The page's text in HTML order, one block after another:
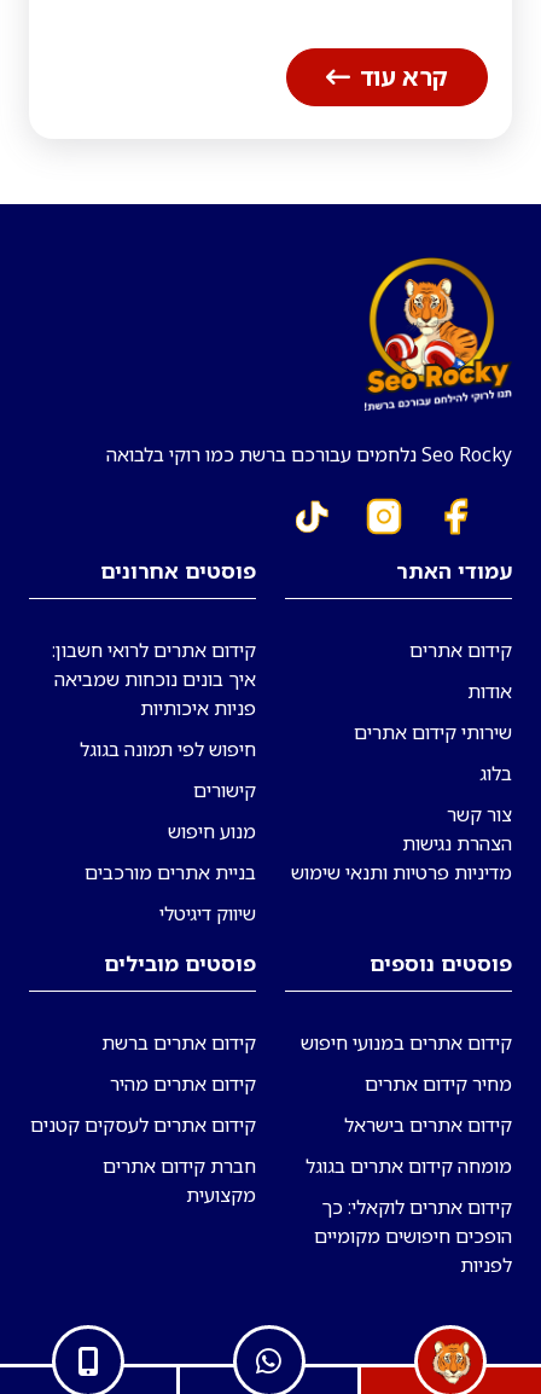
קרא עוד
Seo Rocky נלחמים עבורכם ברשת כמו רוקי בלבואה
עמודי האתר
קידום אתרים
אודות
שירותי קידום אתרים
בלוג
צור קשר
הצהרת נגישות
מדיניות פרטיות ותנאי שימוש
פוסטים אחרונים
קידום אתרים לרואי חשבון:
איך בונים נוכחות שמביאה
פניות איכותיות
חיפוש לפי תמונה בגוגל
קישורים
מנוע חיפוש
בניית אתרים מורכבים
שיווק דיגיטלי
פוסטים נוספים
קידום אתרים במנועי חיפוש
מחיר קידום אתרים
קידום אתרים בישראל
מומחה קידום אתרים בגוגל
קידום אתרים לוקאלי: כך
הופכים חיפושים מקומיים
לפניות
פוסטים מובילים
קידום אתרים ברשת
קידום אתרים מהיר
קידום אתרים לעסקים קטנים
חברת קידום אתרים
מקצועית